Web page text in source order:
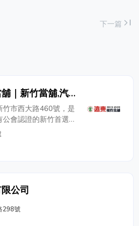
下一篇 last_page
｜新竹當舖,汽
借款,免留車,名錶
包包借款
竹市西大路460號，是
會認證的新竹首選優
轉的關鍵時刻，新竹
親切的服務，沒有銀
•新竹機車借款•新竹
留車•新竹機車免留車
精品包包借款•名錶借
房地借款•新竹土地
公司
298號